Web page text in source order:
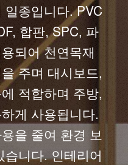
종입니다. PVC
합판, SPC, 파
되어 천연목재
주며 대시보드,
적합하며 주방,
게 사용됩니다.
을 줄여 환경 보
니다. 인테리어